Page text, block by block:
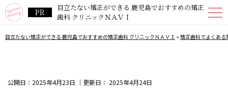
目立たない矯正ができる 鹿児島でおすすめの矯正
歯科 クリニックＮＡＶＩ
目立たない矯正ができる 鹿児島でおすすめの矯正歯科 クリニックＮＡＶＩ » 矯正歯科でよくある
公開日： 2025年4月23日 ｜更新日： 2025年4月24日